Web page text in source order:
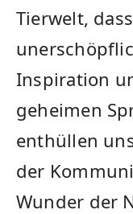
Tierwelt,
Inspiration
geheimen‌
enthüllen
der
Wunder der